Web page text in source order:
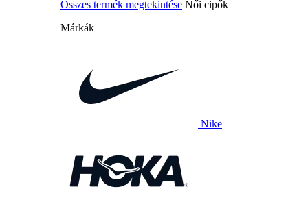
Összes termék megtekintése Női cipők
Márkák
Nike